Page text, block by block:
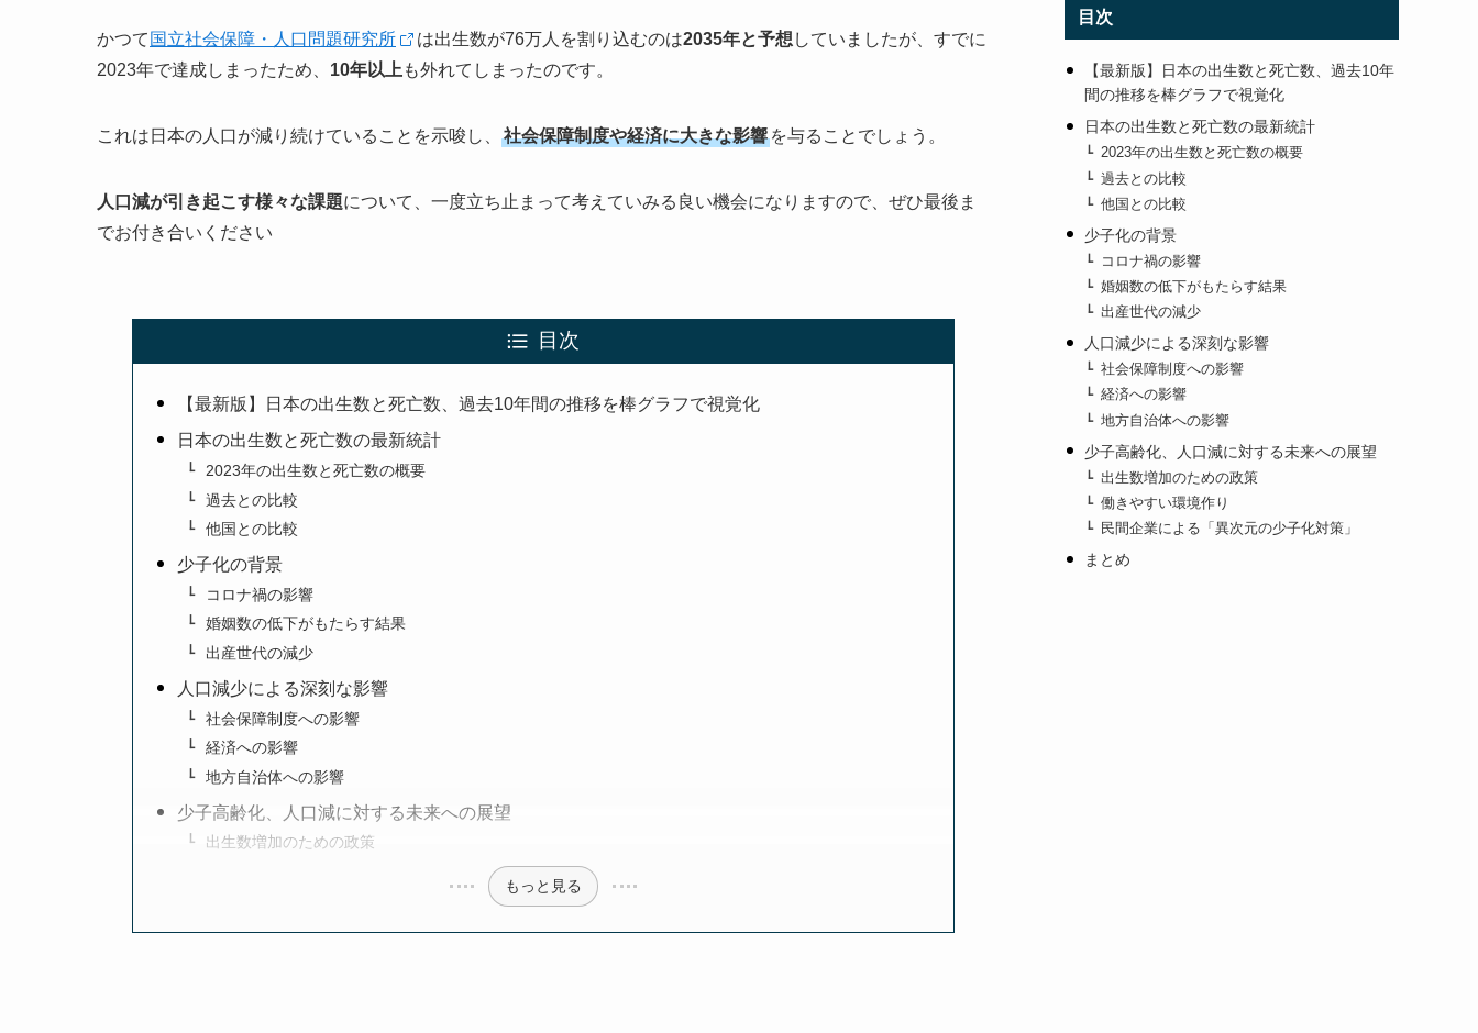
かつて 国立社会保障・人口問題研究所 は出生数が76万人を割り込むのは2035年と予想 していましたが、すでに
2023年で達成しまったため、 10年以上 も外れてしまったのです。
これは日本の人口が減り続けていることを示唆し、 社会保障制度や経済に大きな影響 を与ることでしょう。
人口減が引き起こす様々な課題について、一度立ち止まって考えていみる良い機会になりますので、ぜひ最後ま
でお付き合いください
目次
【最新版】日本の出生数と死亡数、過去10年間の推移を棒グラフで視覚化
日本の出生数と死亡数の最新統計
2023年の出生数と死亡数の概要
過去との比較
他国との比較
少子化の背景
コロナ禍の影響
婚姻数の低下がもたらす結果
出産世代の減少
人口減少による深刻な影響
社会保障制度への影響
経済への影響
地方自治体への影響
少子高齢化、人口減に対する未来への展望
出生数増加のための政策
もっと見る
目次
【最新版】日本の出生数と死亡数、過去10年
間の推移を棒グラフで視覚化
日本の出生数と死亡数の最新統計
2023年の出生数と死亡数の概要
過去との比較
他国との比較
少子化の背景
コロナ禍の影響
婚姻数の低下がもたらす結果
出産世代の減少
人口減少による深刻な影響
社会保障制度への影響
経済への影響
地方自治体への影響
少子高齢化、人口減に対する未来への展望
出生数増加のための政策
働きやすい環境作り
民間企業による「異次元の少子化対策」
まとめ